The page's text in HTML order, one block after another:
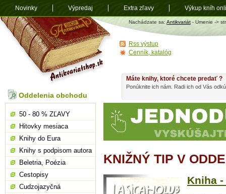
Antikvariát
shop.sk
Nachádzate sa: Antikvariát - Umenie ->
KNIŽNÝ TIP V
Kniha
Máte knihy, ktoré chcete predať ?
Ponúknite ich nám. Radi ich od Vás
Oddelenia obchodu
50 - 80 % ZĽAVY
Hitovky mesiaca
Knihy do Eura
Knihy s podpisom autora
Beletria, Poézia
Cestopisy
Cudzojazyčná
Rss výstup
Cenník, katalóg
Novinky Výpredaj Extra zľavy Výkup kníh